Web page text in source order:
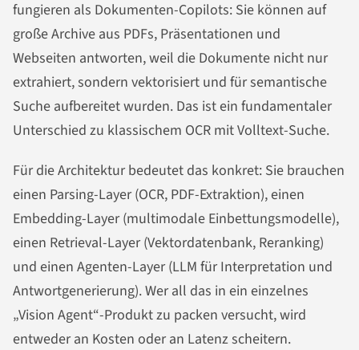
fungieren als Dokumenten-Copilots: Sie können auf
große Archive aus PDFs, Präsentationen und
Webseiten antworten, weil die Dokumente nicht nur
extrahiert, sondern vektorisiert und für semantische
Suche aufbereitet wurden. Das ist ein fundamentaler
Unterschied zu klassischem OCR mit Volltext-Suche.
Für die Architektur bedeutet das konkret: Sie brauchen
einen Parsing-Layer (OCR, PDF-Extraktion), einen
Embedding-Layer (multimodale Einbettungsmodelle),
einen Retrieval-Layer (Vektordatenbank, Reranking)
und einen Agenten-Layer (LLM für Interpretation und
Antwortgenerierung). Wer all das in ein einzelnes
„Vision Agent“-Produkt zu packen versucht, wird
entweder an Kosten oder an Latenz scheitern.